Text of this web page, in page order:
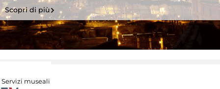
Scopri di più
Servizi museali